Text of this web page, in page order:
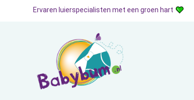
Wasbare Luiers Toebehoren
Ervaren luierspecialisten met een groen hart